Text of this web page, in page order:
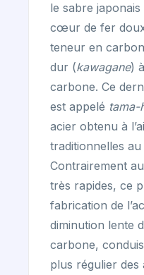
le sabre japonais
cœur de fer
teneur en
dur (kawagane)
carbone. Ce
est appelé tama-
acier obtenu à
traditionnelles
Contrairement
très rapides, ce
fabrication de
diminution lente
carbone,
plus régulier des